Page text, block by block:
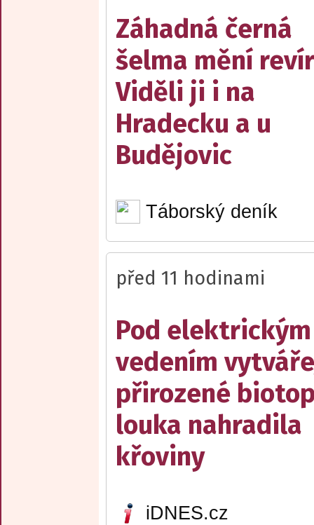
Záhadná černá
šelma mění
Viděli ji i na
Hradecku a u
Budějovic
Táborský deník
před 11 hodinami
Pod elektrickým
vedením
přirozené
louka nahradila
křoviny
iDNES.cz